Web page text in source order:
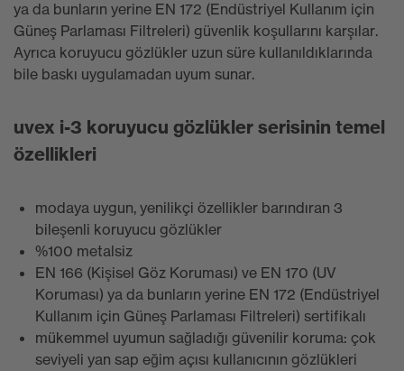
ya da bunların yerine EN 172 (Endüstriyel Kullanım için
Güneş Parlaması Filtreleri) güvenlik koşullarını karşılar.
Ayrıca koruyucu gözlükler uzun süre kullanıldıklarında
bile baskı uygulamadan uyum sunar.
uvex i-3 koruyucu gözlükler serisinin temel
özellikleri
modaya uygun, yenilikçi özellikler barındıran 3
bileşenli koruyucu gözlükler
%100 metalsiz
EN 166 (Kişisel Göz Koruması) ve EN 170 (UV
Koruması) ya da bunların yerine EN 172 (Endüstriyel
Kullanım için Güneş Parlaması Filtreleri) sertifikalı
mükemmel uyumun sağladığı güvenilir koruma: çok
seviyeli yan sap eğim açısı kullanıcının gözlükleri